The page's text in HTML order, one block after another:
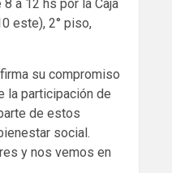
a 12 hs por la Caja
este), 2° piso,
su compromiso
la participación de
de estos
social.
y nos vemos en